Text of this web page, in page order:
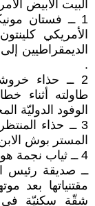
البيت الأبيض
1 ــ فستان
الأمريكي
الديمقراطيين
.
2 ــ حذاء
طاولته أثناء
الوفود الدوليّة
3 ــ حذاء
المستر بوش
4 ــ ثياب نجمة
ــ صديقة رئيس
مقتنياتها بعد
شقّة سكنيّة